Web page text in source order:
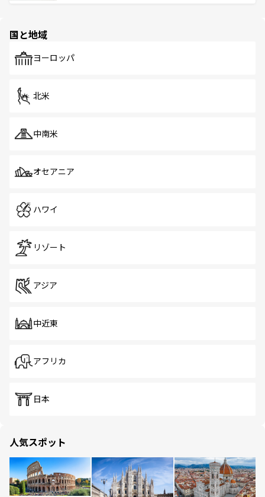
で、ホーカーズは地元の風情を楽しめる外せないスポット
国と地域
ヨーロッパ
北米
中南米
オセアニア
ハワイ
リゾート
アジア
中近東
アフリカ
日本
人気スポット